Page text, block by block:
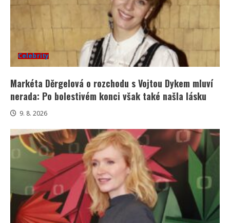
Celebrity
Markéta Děrgelová o rozchodu s Vojtou Dykem mluví
nerada: Po bolestivém konci však také našla lásku
9. 8. 2026